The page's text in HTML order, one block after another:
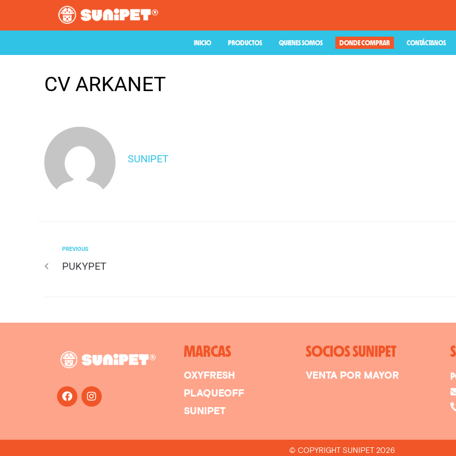
INICIO PRODUCTOS QUIENES SOMOS DONDE COMPRAR CONTÁCTANOS
CV ARKANET
SUNIPET
PREVIOUS
PUKYPET
MARCAS
OXYFRESH
PLAQUEOFF
SUNIPET
SOCIOS SUNIPET
VENTA POR MAYOR
© COPYRIGHT SUNIPET 2026